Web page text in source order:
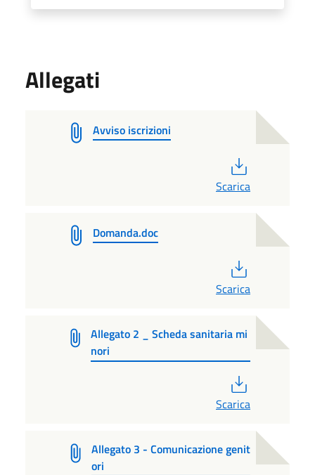
Allegati
Avviso iscrizioni
Scarica
Domanda.doc
Scarica
Allegato 2 _ Scheda sanitaria mi
nori
Scarica
Allegato 3 - Comunicazione genit
ori